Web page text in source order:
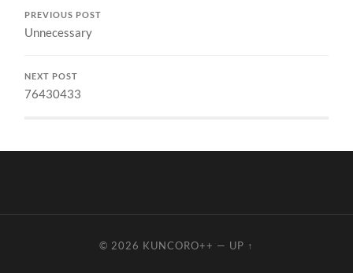
PREVIOUS POST
Unnecessary
NEXT POST
76430433
© 2026 KUNCORO++ — UP ↑